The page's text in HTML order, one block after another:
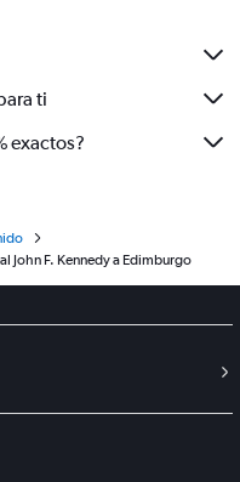
ti
exactos?
John F. Kennedy a Edimburgo